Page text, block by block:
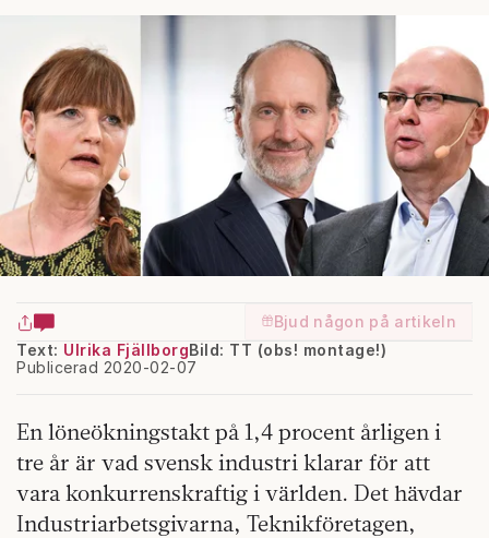
Bjud någon på artikeln
Text: Ulrika Fjällborg
Publicerad 2020-02-07
Bild: TT (obs! montage!)
En löneökningstakt på 1,4 procent årligen i
tre år är vad svensk industri klarar för att
vara konkurrenskraftig i världen. Det hävdar
Industriarbetsgivarna, Teknikföretagen,